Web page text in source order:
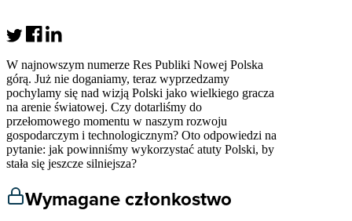
W najnowszym numerze Res Publiki Nowej Polska
górą. Już nie doganiamy, teraz wyprzedzamy
pochylamy się nad wizją Polski jako wielkiego gracza
na arenie światowej. Czy dotarliśmy do
przełomowego momentu w naszym rozwoju
gospodarczym i technologicznym? Oto odpowiedzi na
pytanie: jak powinniśmy wykorzystać atuty Polski, by
stała się jeszcze silniejsza?
Wymagane członkostwo